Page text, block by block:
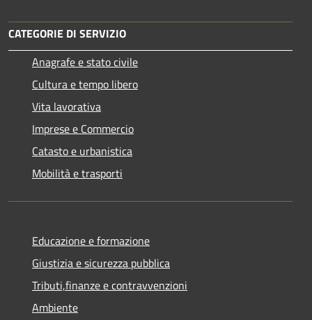
CATEGORIE DI SERVIZIO
Anagrafe e stato civile
Cultura e tempo libero
Vita lavorativa
Imprese e Commercio
Catasto e urbanistica
Mobilità e trasporti
Educazione e formazione
Giustizia e sicurezza pubblica
Tributi,finanze e contravvenzioni
Ambiente